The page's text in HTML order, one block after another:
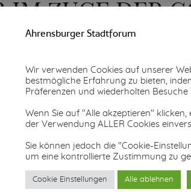
IM ZUGE DER
TEILEN
für
oder zu
gestellt.
Ahrensburger Stadtforum
Wir verwenden Cookies auf unserer
bestmögliche Erfahrung zu bieten,
Präferenzen und wiederholten Besuche
Wenn Sie auf "Alle akzeptieren" klicken,
der Verwendung ALLER Cookies
Sie können jedoch die "Cookie-
um eine kontrollierte Zustimmung zu
Cookie Einstellungen Alle ablehnen